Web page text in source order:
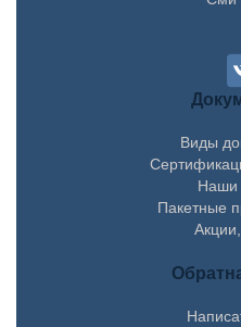
Виды
Наши
Пакетные